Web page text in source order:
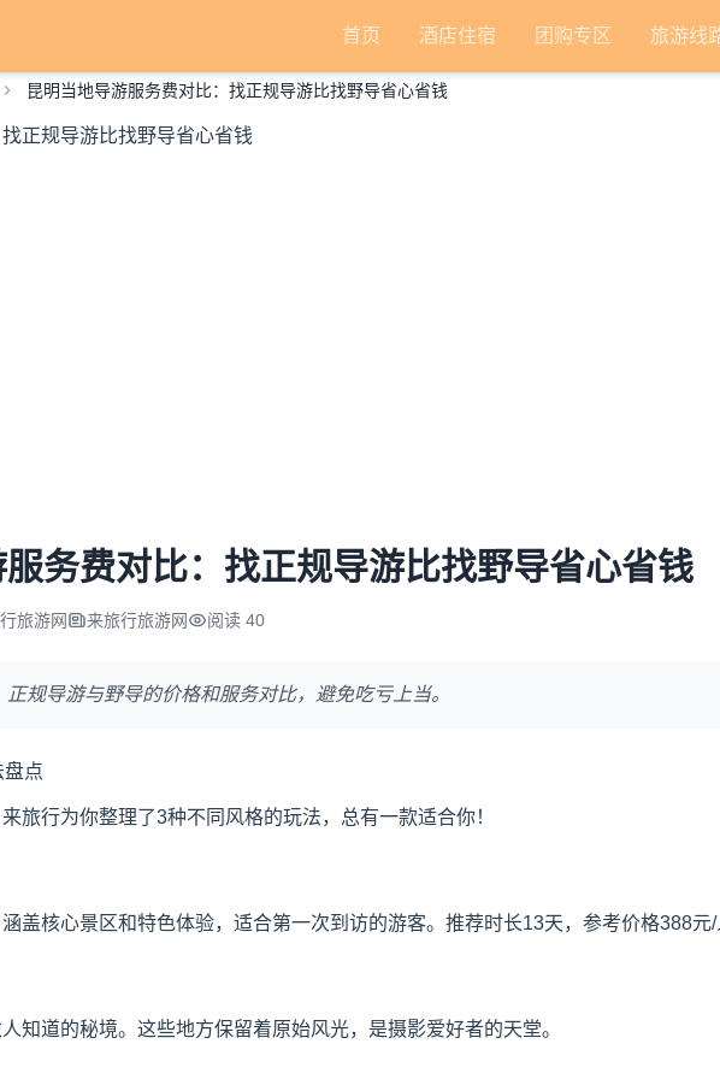
首页 酒店住宿 团购专区 旅游线
昆明当地导游服务费对比：找正规导游比找野导省心省钱
务费对比：找正规导游比找野导省心省钱
旅游网 来旅行旅游网 阅读 40
规导游与野导的价格和服务对比，避免吃亏上当。
盘点
旅行为你整理了3种不同风格的玩法，总有一款适合你！
盖核心景区和特色体验，适合第一次到访的游客。推荐时长13天，参考价格388元
知道的秘境。这些地方保留着原始风光，是摄影爱好者的天堂。